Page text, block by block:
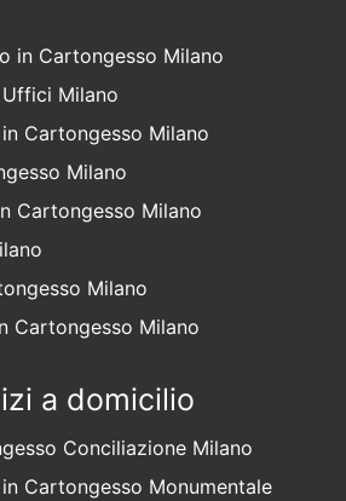
in Cartongesso Milano
Milano
Cartongesso Milano
Milano
Cartongesso Milano
Milano
Cartongesso Milano
a domicilio
Conciliazione Milano
Cartongesso Monumentale